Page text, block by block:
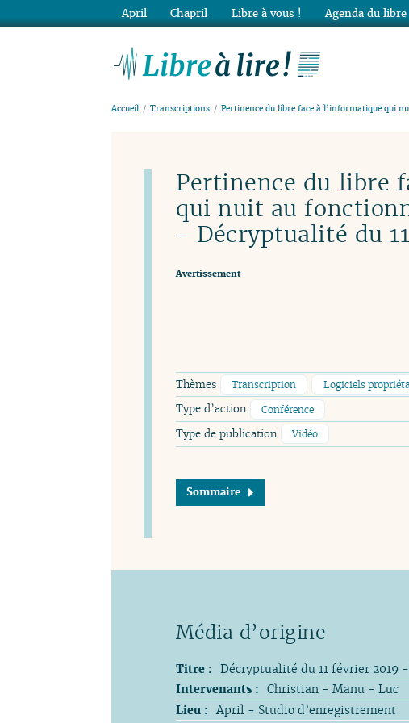
Accueil Transcriptions Pertinence du libre face à l’informatique qui
Pertinence du libre
qui nuit au
- Décryptualité du
Avertissement
Thèmes Transcription Logiciels
Type d’action Conférence
Type de publication Vidéo
Sommaire
Titre : Décryptualité du 11 février
Intervenants : Christian - Manu - Luc
Lieu : April - Studio d’enregistrement
April Chapril Libre à vous ! Agenda du libre